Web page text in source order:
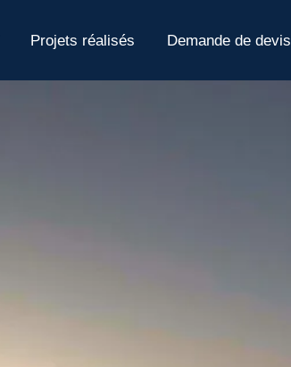
Projets réalisés Demande de devis